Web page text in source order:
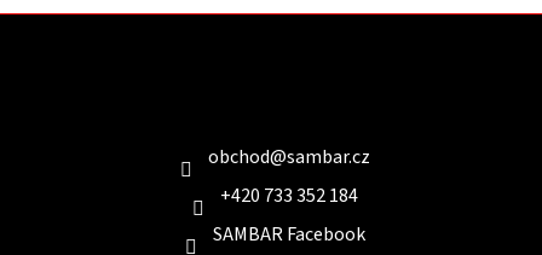
obchod@sambar.cz
+420 733 352 184
SAMBAR Facebook